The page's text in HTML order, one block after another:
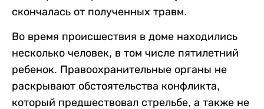
скончалась от полученных травм.
Во время происшествия в доме находились
несколько человек, в том числе пятилетний
ребенок. Правоохранительные органы не
раскрывают обстоятельства конфликта,
который предшествовал стрельбе, а также не